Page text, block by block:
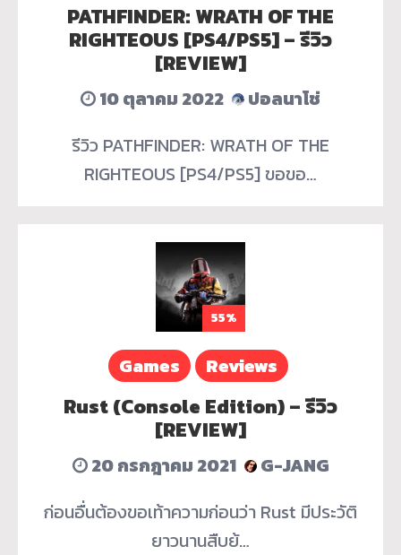
PATHFINDER: WRATH OF THE
RIGHTEOUS [PS4/PS5] – รีวิว
[REVIEW]
10 ตุลาคม 2022
ปอลนาโช่
รีวิว PATHFINDER: WRATH OF THE
RIGHTEOUS [PS4/PS5] ขอขอ…
55%
Games Reviews
Rust (Console Edition) – รีวิว
[REVIEW]
20 กรกฎาคม 2021
G-JANG
ก่อนอื่นต้องขอเท้าความก่อนว่า Rust มีประวัติ
ยาวนานสืบย้…